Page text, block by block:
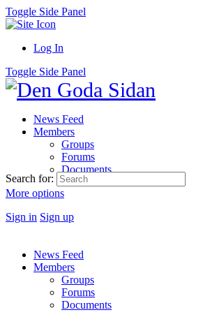
Toggle Side Panel
Log In
Toggle Side Panel
News Feed
Members
Groups
Forums
Documents
More options
Sign in Sign up
Search for:
News Feed
Members
Groups
Forums
Documents